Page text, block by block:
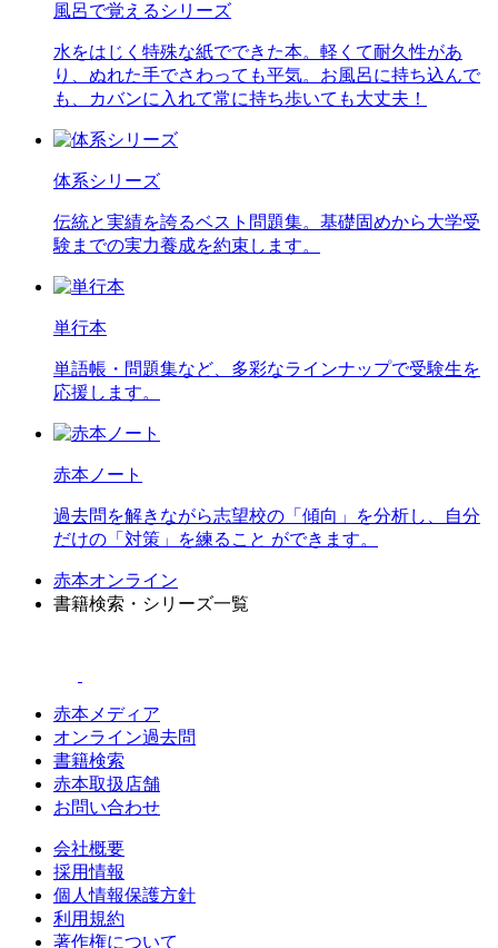
風呂で覚えるシリーズ
水をはじく特殊な紙でできた本。軽くて耐久性があ
り、ぬれた手でさわっても平気。お風呂に持ち込んで
も、カバンに入れて常に持ち歩いても大丈夫！
体系シリーズ
伝統と実績を誇るベスト問題集。基礎固めから大学受
験までの実力養成を約束します。
単行本
単語帳・問題集など、多彩なラインナップで受験生を
応援します。
赤本ノート
過去問を解きながら志望校の「傾向」を分析し、自分
だけの「対策」を練ること ができます。
赤本オンライン
書籍検索・シリーズ一覧
赤本メディア
オンライン過去問
書籍検索
赤本取扱店舗
お問い合わせ
会社概要
採用情報
個人情報保護方針
利用規約
著作権について